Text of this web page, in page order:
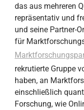
das aus mehreren
repräsentativ und
und seine Partner-
für
rekrutierte Gruppe
haben, an
einschließlich
Forschung, wie